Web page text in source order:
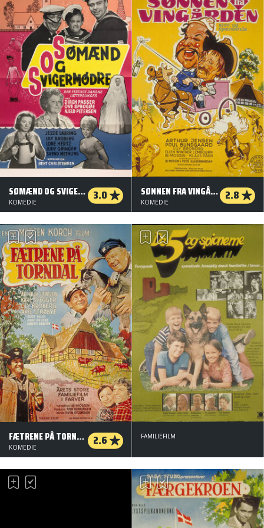
SØMÆND OG SVIGERMØDRE 3.0
KOMEDIE
SØNNEN FRA VINGÅRDEN 2.8
KOMEDIE
FÆTRENE PÅ TORNDAL 2.6
KOMEDIE
FAMILIEFILM